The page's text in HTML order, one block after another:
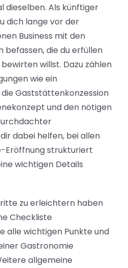
dieselben. Als künftiger
dich lange vor der
Business mit den
die du erfüllen
willst. Dazu zählen
wie ein
Gaststättenkonzession
und den nötigen
dabei helfen, bei allen
Eröffnung strukturiert
wichtigen Details
zu erleichtern haben
Checkliste
alle wichtigen Punkte und
Gastronomie
allgemeine